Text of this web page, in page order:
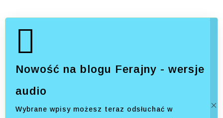
Nowość na blogu Ferajny - wersje
audio
Wybrane wpisy możesz teraz odsłuchać w